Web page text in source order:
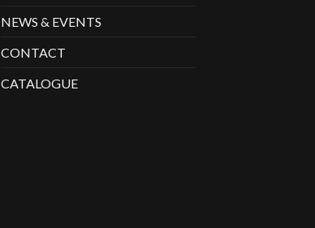
NEWS & EVENTS
CONTACT
CATALOGUE